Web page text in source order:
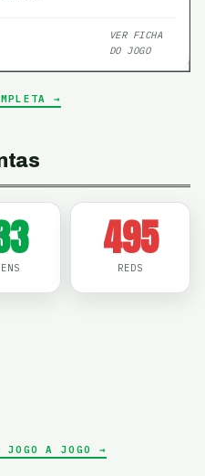
VER FICHA
DO JOGO
→
495
REDS
JOGO A JOGO →